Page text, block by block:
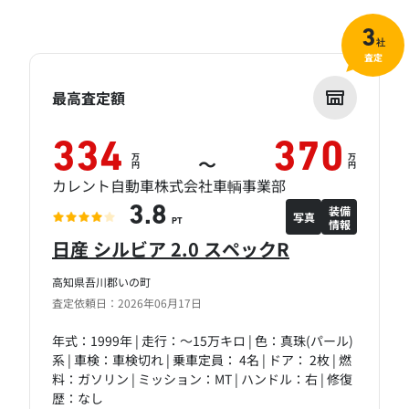
高知県吾川郡いの町
査定依頼日：2026年06月17日
日産 シルビア 2.0 スペックR
年式：1999年 | 走行：～15万キロ | 色：真珠(パール)
系 | 車検：車検切れ | 乗車定員： 4名 | ドア： 2枚 | 燃
料：ガソリン | ミッション：MT | ハンドル：右 | 修復
歴：なし
最高査定額
334 万
円 ～ 370 万
円
カレント自動車株式会社車輌事業部
3.8 PT 写真
装備
情報
3社
査定